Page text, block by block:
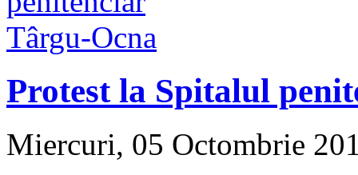
Protest la Spitalul
Miercuri, 05 Octombrie